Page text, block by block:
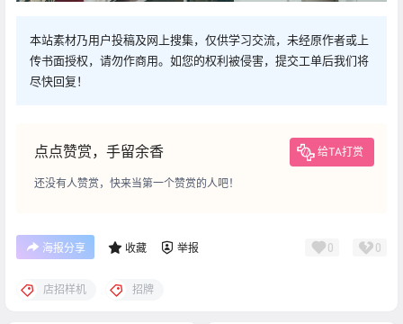
本站素材乃用户投稿及网上搜集，仅供学习交流，未经原作者或上
传书面授权，请勿作商用。如您的权利被侵害，提交工单后我们将
尽快回复！
点点赞赏，手留余香 给TA打赏
还没有人赞赏，快来当第一个赞赏的人吧！
海报分享 收藏 举报 0 0
店招样机 招牌